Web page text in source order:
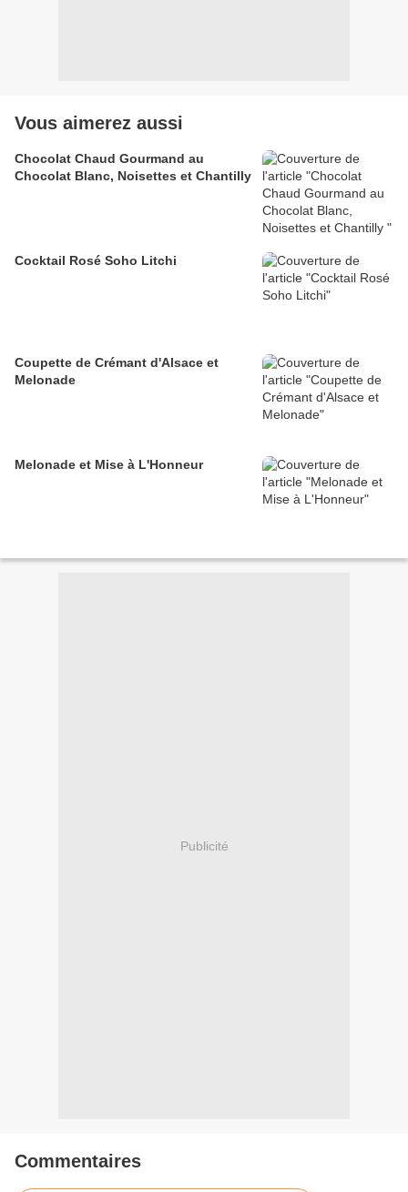
Vous aimerez aussi
Chocolat Chaud Gourmand au
Chocolat Blanc, Noisettes et Chantilly
Cocktail Rosé Soho Litchi
Coupette de Crémant d'Alsace et
Melonade
Melonade et Mise à L'Honneur
Publicité
Commentaires